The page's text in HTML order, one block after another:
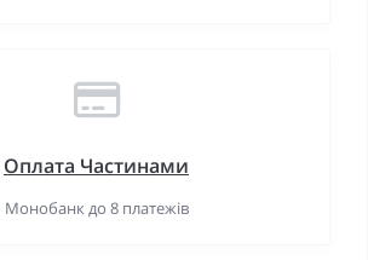
Оплата Частинами
Монобанк до 8 платежів